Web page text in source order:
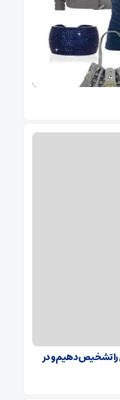
را تشخیص دهیم و در